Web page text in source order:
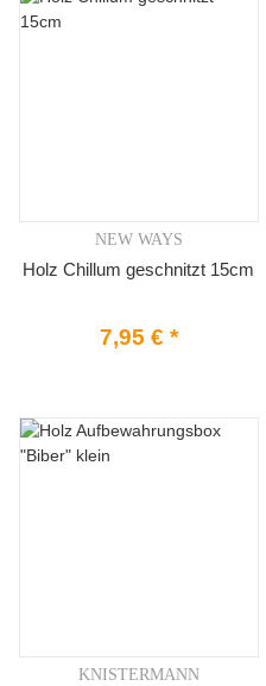
NEW WAYS
Holz Chillum geschnitzt 15cm
7,95 € *
KNISTERMANN